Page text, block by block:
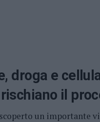
droga e
il
un importante